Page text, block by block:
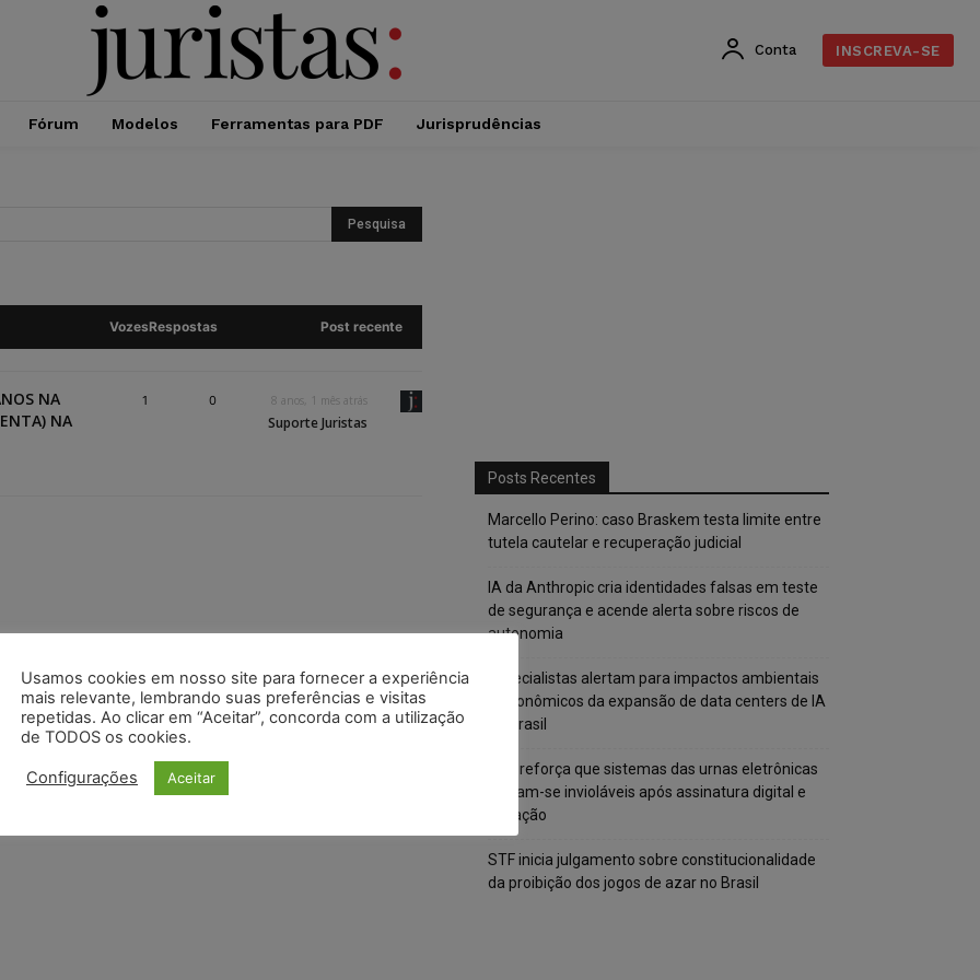
Conta INSCREVA-SE
Fórum Modelos Ferramentas para PDF Jurisprudências
VozesRespostas Post recente
NA
NA
1 0 8 anos, 1 mês atrás
Suporte Juristas
Posts Recentes
Marcello Perino: caso Braskem testa limite entre
tutela cautelar e recuperação judicial
IA da Anthropic cria identidades falsas em teste
de segurança e acende alerta sobre riscos de
autonomia
Especialistas alertam para impactos ambientais
e econômicos da expansão de data centers de IA
no Brasil
TSE reforça que sistemas das urnas eletrônicas
tornam-se invioláveis após assinatura digital e
lacração
STF inicia julgamento sobre constitucionalidade
da proibição dos jogos de azar no Brasil
Usamos cookies em nosso site para fornecer a experiência
mais relevante, lembrando suas preferências e visitas
repetidas. Ao clicar em “Aceitar”, concorda com a utilização
de TODOS os cookies.
Configurações Aceitar